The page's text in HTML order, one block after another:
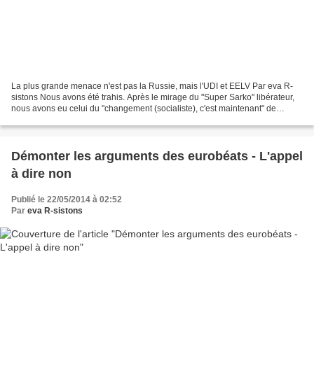
La plus grande menace n'est pas la Russie, mais l'UDI et EELV Par eva R-
sistons Nous avons été trahis. Après le mirage du "Super Sarko" libérateur,
nous avons eu celui du "changement (socialiste), c'est maintenant" de
Démonter les arguments des eurobéats - L'appel
à dire non
Publié le 22/05/2014 à 02:52
Par eva R-sistons